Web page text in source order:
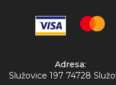
Adresa:
Služovice 197 74728